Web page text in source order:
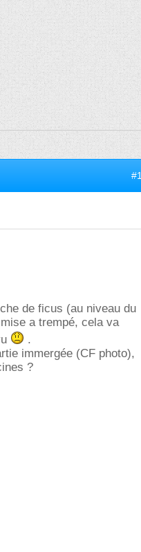
#1
de ficus (au niveau du
a trempé, cela va
.
immergée (CF photo),
?